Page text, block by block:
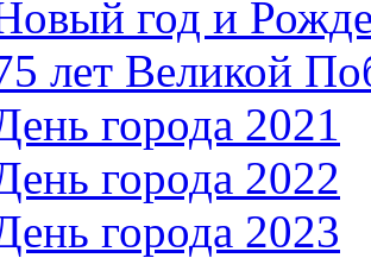
год и
лет Великой
города 2021
города 2022
города 2023